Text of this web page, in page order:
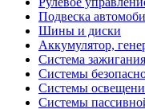
Подвеска
Шины и диски
Аккумулятор,
Система зажигания
Системы
Системы
Системы